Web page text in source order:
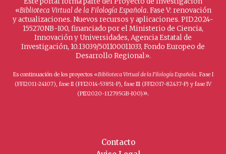
«Biblioteca Virtual de la Filología Española. Fase V: renovación
y actualizaciones. Nuevos recursos y aplicaciones. PID2024-
155270NB-I00, financiado por el Ministerio de Ciencia,
Innovación y Universidades, Agencia Estatal de
Investigación, 10.13039/501100011033, Fondo Europeo de
Desarrollo Regional».
Es continuación de los proyectos «Biblioteca Virtual de la Filología Española. Fase I
(FFI2011-24107), fase II (FFI2014-53851-P), fase III (FFI2017-82437-P) y fase IV
(PID2020-112795GB-I00)».
Contacto